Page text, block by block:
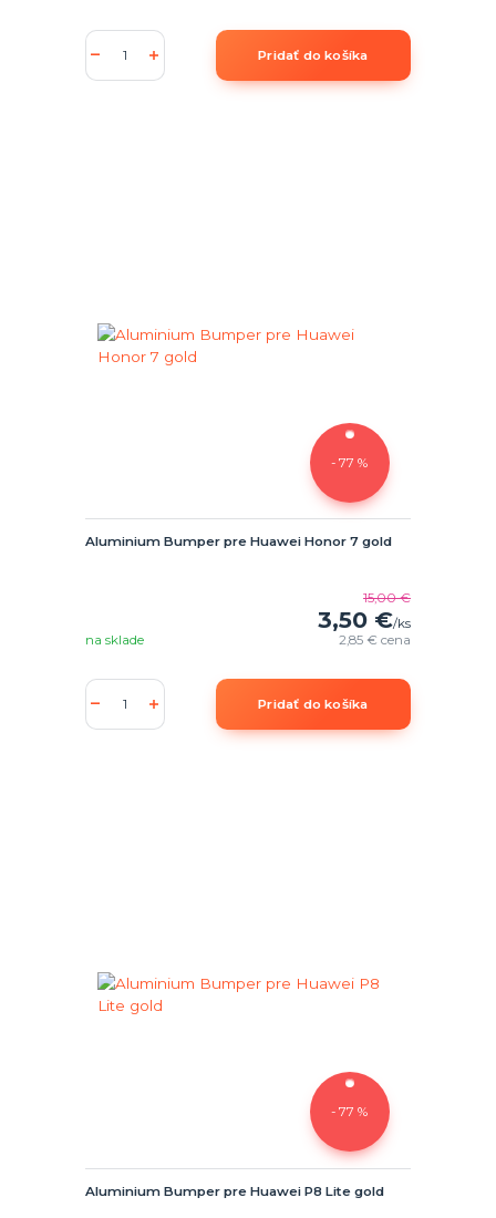
Pridať do košíka
- 77 %
Aluminium Bumper pre Huawei Honor 7 gold
15,00 €
3,50 €/ks
2,85 €cena
na sklade
Pridať do košíka
- 77 %
Aluminium Bumper pre Huawei P8 Lite gold